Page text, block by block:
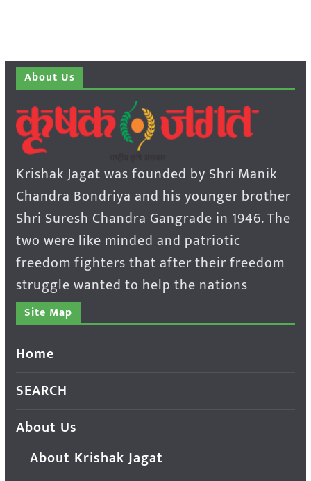
About Us
Krishak Jagat was founded by Shri Manik
Chandra Bondriya and his younger brother
Shri Suresh Chandra Gangrade in 1946. The
two were like minded and patriotic
freedom fighters that after their freedom
struggle wanted to help the nations
Site Map
Home
SEARCH
About Us
About Krishak Jagat